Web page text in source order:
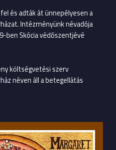
és adták át ünnepélyesen a
Intézményünk névadója
ben Skócia védőszentjévé
költségvetési szerv
néven áll a betegellátás